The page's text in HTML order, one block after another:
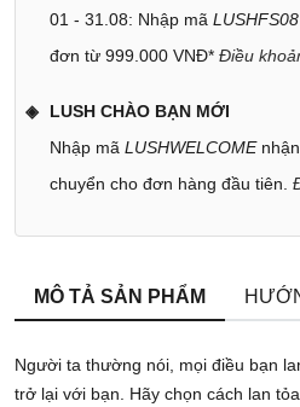
01 - 31.08: Nhập mã LUSHFS08
đơn từ 999.000 VNĐ* Điều
LUSH CHÀO BẠN MỚI
Nhập mã LUSHWELCOMEnhận
chuyển cho đơn hàng đầu tiên.
MÔ TẢ SẢN PHẨM
Người ta thường nói, mọi điều bạn
trở lại với bạn. Hãy chọn cách lan